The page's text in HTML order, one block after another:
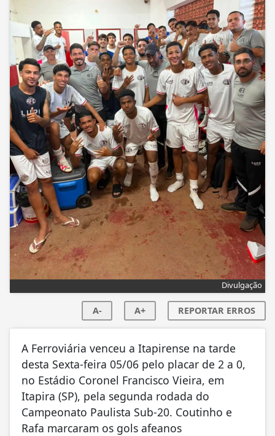
Divulgação
A- A+ REPORTAR ERROS
A Ferroviária venceu a Itapirense na tarde
desta Sexta-feira 05/06 pelo placar de 2 a 0,
no Estádio Coronel Francisco Vieira, em
Itapira (SP), pela segunda rodada do
Campeonato Paulista Sub-20. Coutinho e
Rafa marcaram os gols afeanos